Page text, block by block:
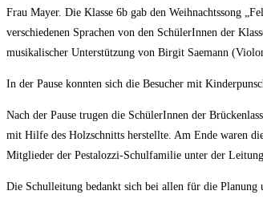
Frau Mayer. Die Klasse 6b gab den Weihnachtssong
verschiedenen Sprachen von den SchülerInnen der
musikalischer Unterstützung von Birgit Saemann
In der Pause konnten sich die Besucher mit
Nach der Pause trugen die SchülerInnen der
mit Hilfe des Holzschnitts herstellte. Am Ende waren
Mitglieder der Pestalozzi-Schulfamilie unter der
Die Schulleitung bedankt sich bei allen für die Planung